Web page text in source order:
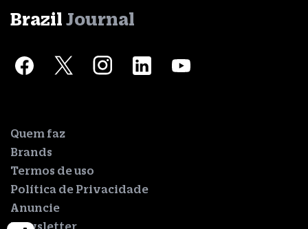
Brazil Journal
Quem faz
Brands
Termos de uso
Política de Privacidade
Anuncie
Newsletter